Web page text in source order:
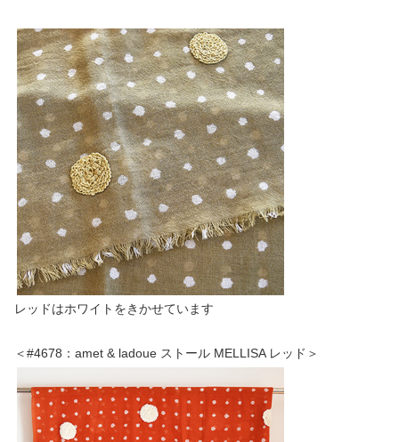
レッドはホワイトをきかせています
＜#4678：amet & ladoue ストール MELLISA レッド＞